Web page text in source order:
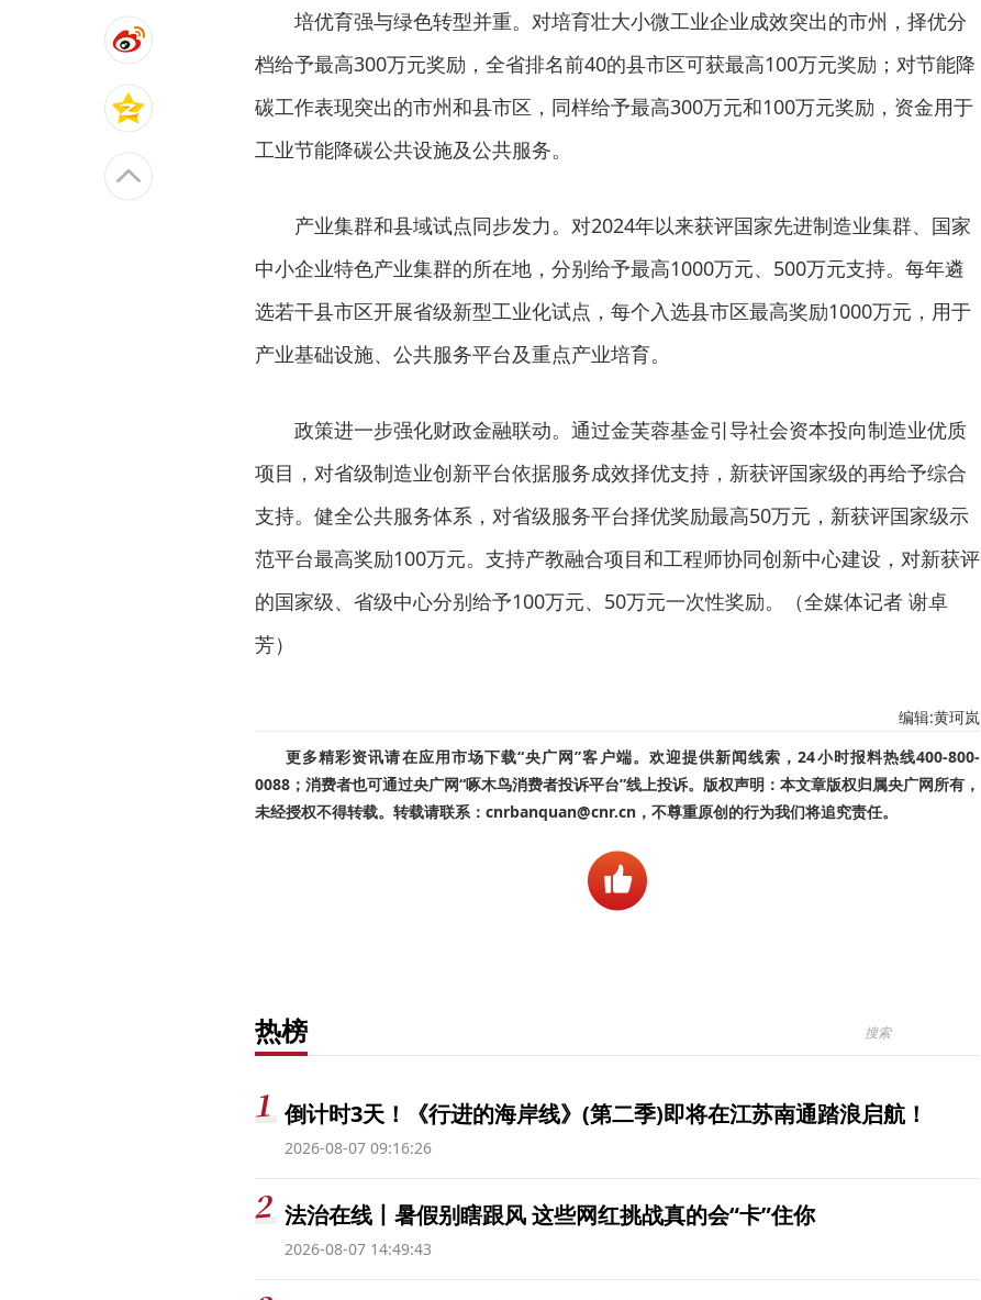
培优育强与绿色转型并重。对培育壮大小微工业企业成效突出的市州，择优分
档给予最高300万元奖励，全省排名前40的县市区可获最高100万元奖励；对节能降
碳工作表现突出的市州和县市区，同样给予最高300万元和100万元奖励，资金用于
工业节能降碳公共设施及公共服务。
产业集群和县域试点同步发力。对2024年以来获评国家先进制造业集群、国家
中小企业特色产业集群的所在地，分别给予最高1000万元、500万元支持。每年遴
选若干县市区开展省级新型工业化试点，每个入选县市区最高奖励1000万元，用于
产业基础设施、公共服务平台及重点产业培育。
政策进一步强化财政金融联动。通过金芙蓉基金引导社会资本投向制造业优质
项目，对省级制造业创新平台依据服务成效择优支持，新获评国家级的再给予综合
支持。健全公共服务体系，对省级服务平台择优奖励最高50万元，新获评国家级示
范平台最高奖励100万元。支持产教融合项目和工程师协同创新中心建设，对新获评
的国家级、省级中心分别给予100万元、50万元一次性奖励。（全媒体记者 谢卓
芳）
编辑:黄珂岚
更多精彩资讯请在应用市场下载“央广网”客户端。欢迎提供新闻线索，24小时报料热线400-800-
0088；消费者也可通过央广网“啄木鸟消费者投诉平台”线上投诉。版权声明：本文章版权归属央广网所有，
未经授权不得转载。转载请联系：cnrbanquan@cnr.cn，不尊重原创的行为我们将追究责任。
热榜
倒计时3天！《行进的海岸线》(第二季)即将在江苏南通踏浪启航！
2026-08-07 09:16:26
法治在线丨暑假别瞎跟风 这些网红挑战真的会“卡”住你
2026-08-07 14:49:43